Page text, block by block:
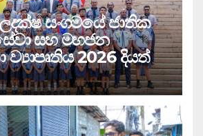
සංගමයේ ජාතික
සහ මහජන
2026 දියත්